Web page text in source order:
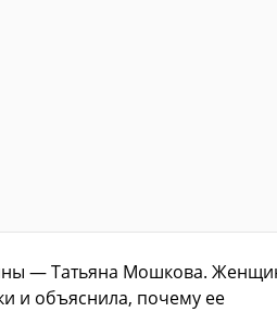
— Татьяна Мошкова.
и объяснила, почему ее